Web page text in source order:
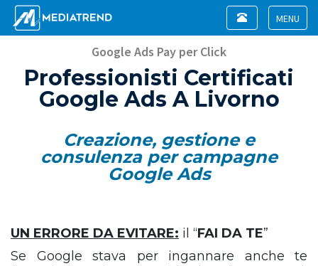
Toggle
Toggle
navigation
Google Ads Pay per Click
Professionisti Certificati
Google Ads A Livorno
Creazione, gestione e
consulenza per campagne
Google Ads
UN ERRORE DA EVITARE: il “FAI DA TE”
Se Google stava per ingannare anche te